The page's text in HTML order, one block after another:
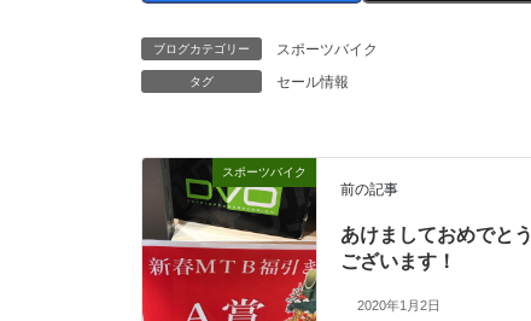
ブログカテゴリー スポーツバイク
タグ セール情報
スポーツバイク
前の記事
あけましておめでとう
ございます！
2020年1月2日